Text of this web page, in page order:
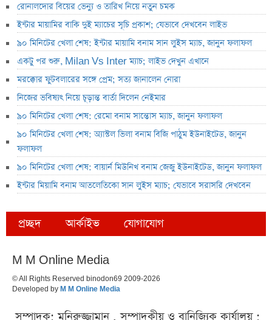
রোনালদোর বিয়ের ভেন্যু ও তারিখ নিয়ে নতুন চমক
ইন্টার মায়ামির বাকি দুই ম্যাচের সূচি প্রকাশ; যেভাবে দেখবেন লাইভ
৯০ মিনিটের খেলা শেষ: ইন্টার মায়ামি বনাম সান লুইস ম্যাচ, জানুন ফলাফল
একটু পর শুরু, Milan Vs Inter ম্যাচ; লাইভ দেখুন এখানে
মরক্কোর ফুটবলারের সঙ্গে প্রেম; সত্য জানালেন নোরা
নিজের ভবিষ্যৎ নিয়ে চূড়ান্ত বার্তা দিলেন নেইমার
৯০ মিনিটের খেলা শেষ: রেমো বনাম সান্তোস ম্যাচ, জানুন ফলাফল
৯০ মিনিটের খেলা শেষ: অ্যাস্টল ভিলা বনাম বিজি পাঠুম ইউনাইটেড, জানুন
ফলাফল
৯০ মিনিটের খেলা শেষ: বায়ার্ন মিউনিখ বনাম জেজু ইউনাইটেড, জানুন ফলাফল
ইন্টার মিয়ামি বনাম আতলেতিকো সান লুইস ম্যাচ; যেভাবে সরাসরি দেখবেন
প্রচ্ছদ আর্কাইভ যোগাযোগ
M M Online Media
© All Rights Reserved binodon69 2009-2026
Developed by M M Online Media
সম্পাদক: মনিরুজ্জামান , সম্পাদকীয় ও বানিজ্যিক কার্যালয় :